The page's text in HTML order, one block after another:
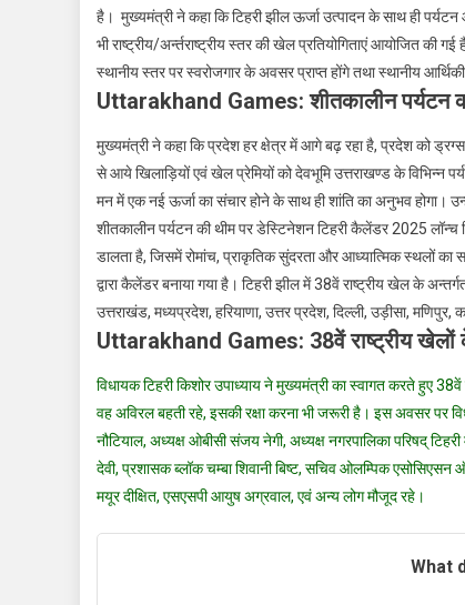
है। मुख्यमंत्री ने कहा कि टिहरी झील ऊर्जा उत्पादन के साथ ही
भी राष्ट्रीय/अर्न्तराष्ट्रीय स्तर की खेल प्रतियोगिताएं आयोजित
स्थानीय स्तर पर स्वरोजगार के अवसर प्राप्त होंगे तथा स्थानीय
Uttarakhand Games: शीतकालीन पर्यटन
मुख्यमंत्री ने कहा कि प्रदेश हर क्षेत्र में आगे बढ़ रहा है, प्रदेश को
से आये खिलाड़ियों एवं खेल प्रेमियों को देवभूमि उत्तराखण्ड के विभिन्न
मन में एक नई ऊर्जा का संचार होने के साथ ही शांति का अनुभव होगा।
शीतकालीन पर्यटन की थीम पर डेस्टिनेशन टिहरी कैलेंडर 2025
डालता है, जिसमें रोमांच, प्राकृतिक सुंदरता और आध्यात्मिक स्थलों
द्वारा कैलेंडर बनाया गया है। टिहरी झील में 38वें राष्ट्रीय खेल के
उत्तराखंड, मध्यप्रदेश, हरियाणा, उत्तर प्रदेश, दिल्ली, उड़ीसा,
Uttarakhand Games: 38वें राष्ट्रीय
विधायक टिहरी किशोर उपाध्याय ने मुख्यमंत्री का स्वागत करते हुए
वह अविरल बहती रहे, इसकी रक्षा करना भी जरूरी है। इस अवसर पर
नौटियाल, अध्यक्ष ओबीसी संजय नेगी, अध्यक्ष नगरपालिका परिषद्
देवी, प्रशासक ब्लॉक चम्बा शिवानी बिष्ट, सचिव ओलम्पिक
मयूर दीक्षित, एसएसपी आयुष अग्रवाल, एवं अन्य लोग मौजूद रहे।
What